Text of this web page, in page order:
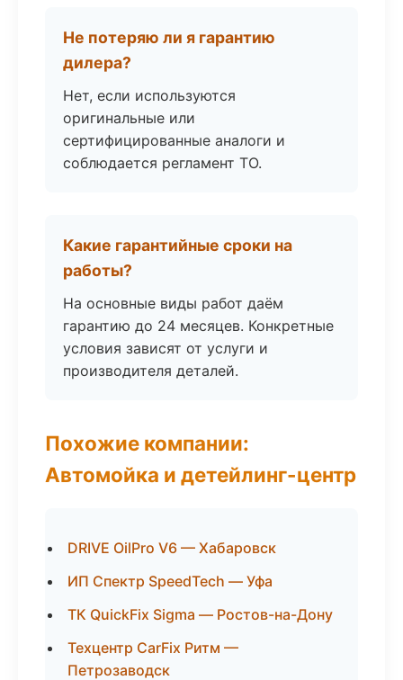
Не потеряю ли я гарантию
дилера?
Нет, если используются
оригинальные или
сертифицированные аналоги и
соблюдается регламент ТО.
Какие гарантийные сроки на
работы?
На основные виды работ даём
гарантию до 24 месяцев. Конкретные
условия зависят от услуги и
производителя деталей.
Похожие компании:
Автомойка и детейлинг-центр
DRIVE OilPro V6 — Хабаровск
ИП Спектр SpeedTech — Уфа
ТК QuickFix Sigma — Ростов-на-Дону
Техцентр CarFix Ритм —
Петрозаводск